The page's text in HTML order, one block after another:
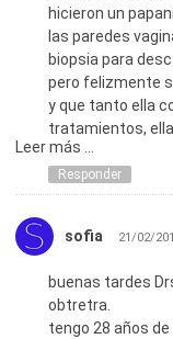
hicieron un
las paredes
biopsia para
pero felizmente
y que tanto ella
tratamientos,
unas pastillas
inmune al virus.
tratamiento a
Leer más ...
Responder
sofia 21/02/
buenas tardes
obtretra.
tengo 28 años